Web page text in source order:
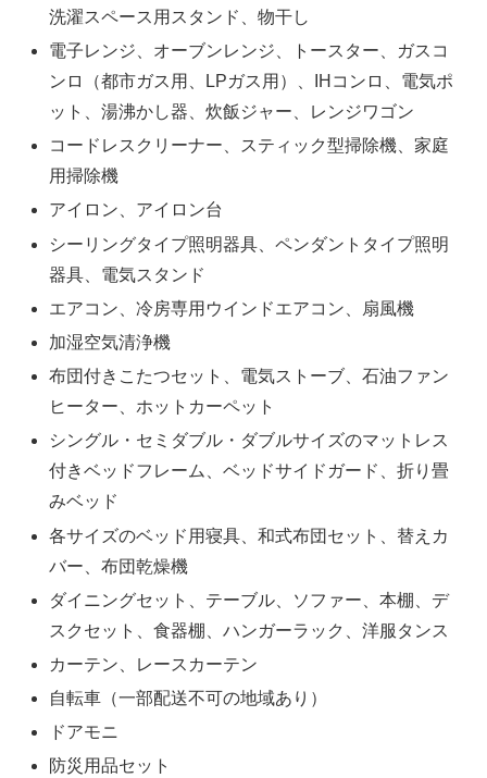
洗濯スペース用スタンド、物干し
電子レンジ、オーブンレンジ、トースター、ガスコ
ンロ（都市ガス用、LPガス用）、IHコンロ、電気ポ
ット、湯沸かし器、炊飯ジャー、レンジワゴン
コードレスクリーナー、スティック型掃除機、家庭
用掃除機
アイロン、アイロン台
シーリングタイプ照明器具、ペンダントタイプ照明
器具、電気スタンド
エアコン、冷房専用ウインドエアコン、扇風機
加湿空気清浄機
布団付きこたつセット、電気ストーブ、石油ファン
ヒーター、ホットカーペット
シングル・セミダブル・ダブルサイズのマットレス
付きベッドフレーム、ベッドサイドガード、折り畳
みベッド
各サイズのベッド用寝具、和式布団セット、替えカ
バー、布団乾燥機
ダイニングセット、テーブル、ソファー、本棚、デ
スクセット、食器棚、ハンガーラック、洋服タンス
カーテン、レースカーテン
自転車（一部配送不可の地域あり）
ドアモニ
防災用品セット